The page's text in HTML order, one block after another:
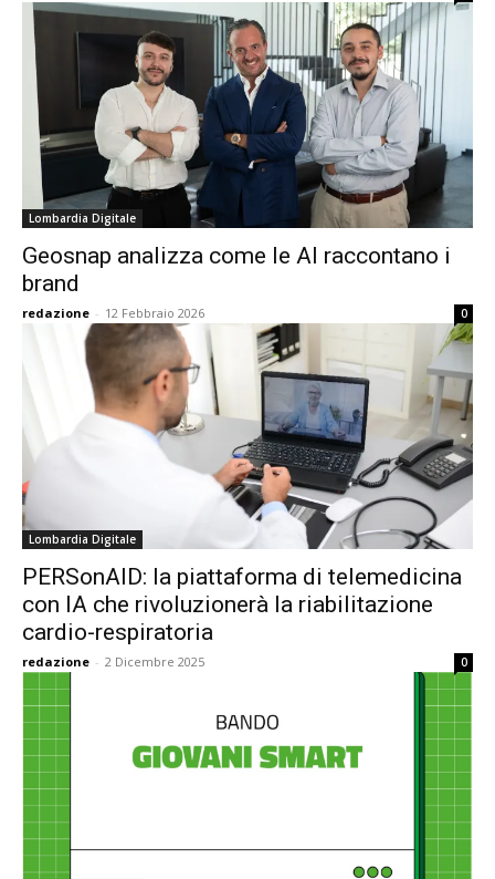
Lombardia Digitale
Geosnap analizza come le AI raccontano i
brand
redazione - 12 Febbraio 2026 0
Lombardia Digitale
PERSonAID: la piattaforma di telemedicina
con IA che rivoluzionerà la riabilitazione
cardio-respiratoria
redazione - 2 Dicembre 2025 0